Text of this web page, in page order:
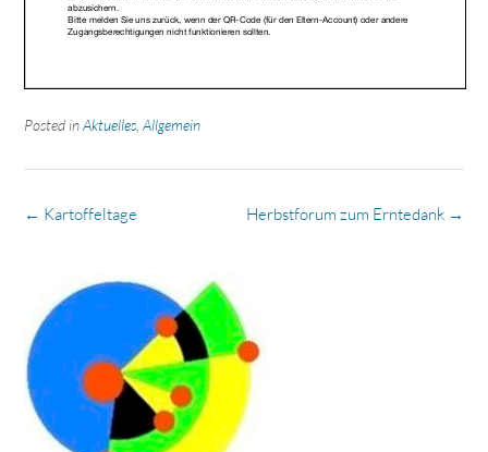
Posted inAktuelles Allgemein
Post
Herbstforum zum Erntedank →
← Kartoffeltage